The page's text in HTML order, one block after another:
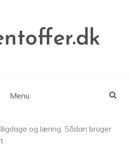
Menu
og læring: Sådan bruger